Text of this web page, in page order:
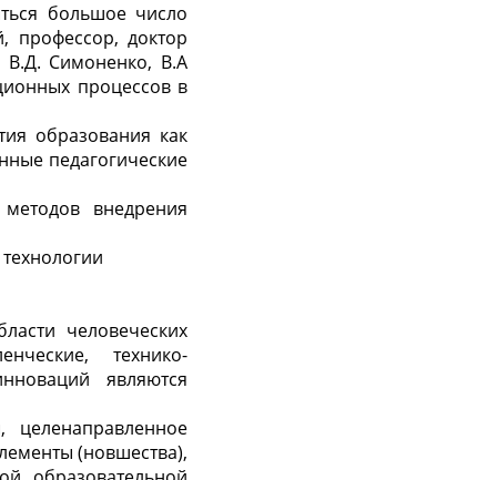
большое число
профессор, доктор
В.Д. Симоненко, В.А
процессов в
образования как
педагогические
внедрения
человеческих
технико-
являются
(новшества),